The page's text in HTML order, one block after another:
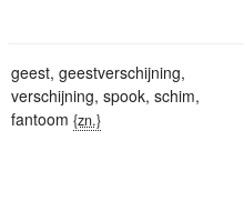
geest, geestverschijning,
verschijning, spook, schim,
fantoom {zn.}